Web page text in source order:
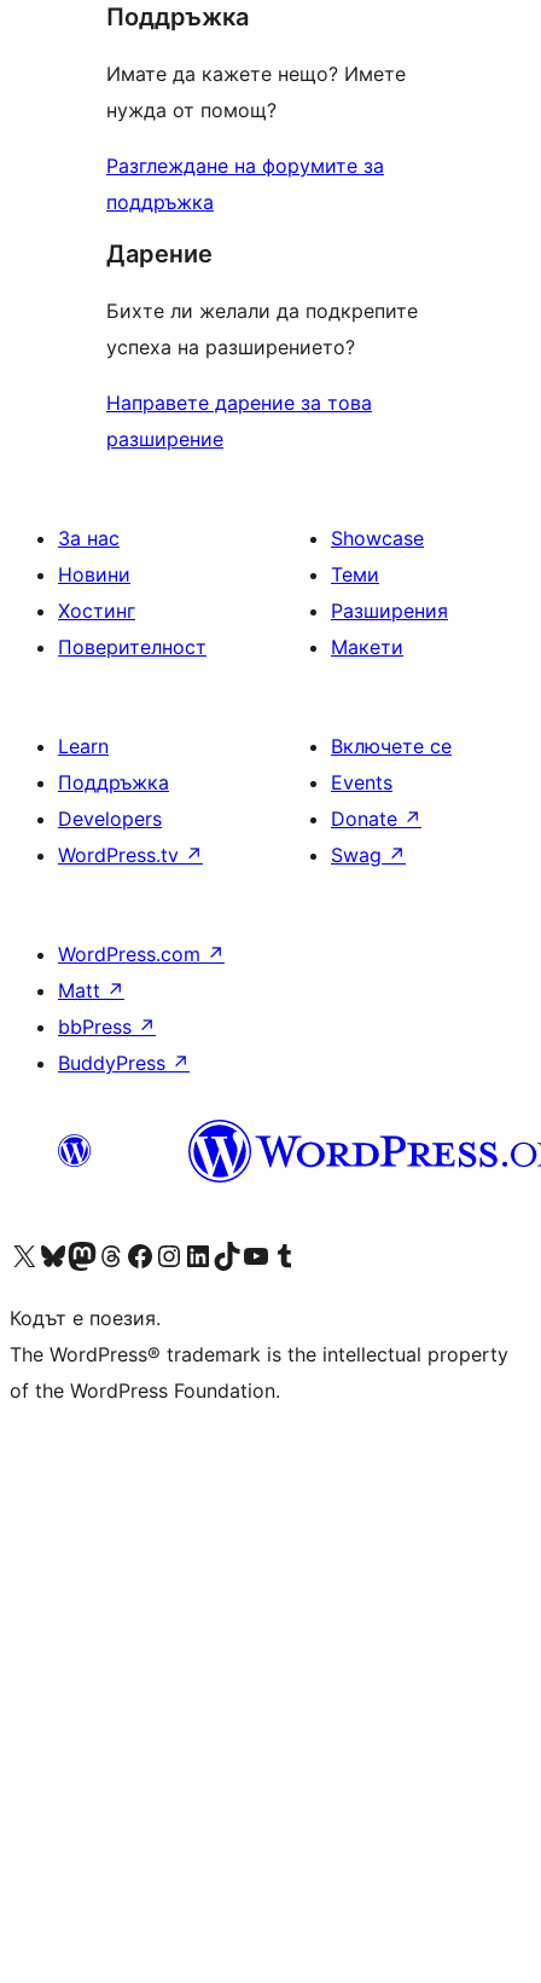
Поддръжка
Имате да кажете нещо? Имете
нужда от помощ?
Разглеждане на форумите за
поддръжка
Дарение
Бихте ли желали да подкрепите
успеха на разширението?
Направете дарение за това
разширение
За нас
Новини
Хостинг
Поверителност
Showcase
Теми
Разширения
Макети
Learn
Поддръжка
Developers
WordPress.tv ↗
Включете се
Events
Donate ↗
Swag ↗
WordPress.com ↗
Matt ↗
bbPress ↗
BuddyPress ↗
Visit our X (formerly Twitter) account
Visit our Bluesky account
Visit our Mastodon account
Visit our Threads account
Посетете нашата страница във Facebook
Посетете нашия профил в Instagram
Посетете нашия профил в LinkedIn
Visit our TikTok account
Visit our YouTube channel
Visit our Tumblr account
Кодът е поезия.
The WordPress® trademark is the intellectual property
of the WordPress Foundation.